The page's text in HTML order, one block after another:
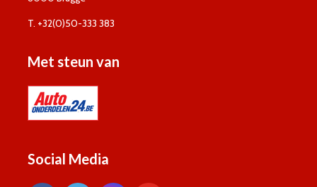
T. +32(0)50-333 383
Met steun van
Social Media